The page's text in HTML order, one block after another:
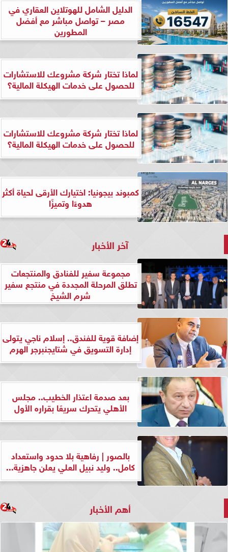
الدليل الشامل للهوتلاين العقاري في
مصر – تواصل مباشر مع أفضل
المطورين
لماذا تختار شركة مشروعك للاستشارات
للحصول على خدمات الهيكلة المالية؟
لماذا تختار شركة مشروعك للاستشارات
للحصول على خدمات الهيكلة المالية؟
كمبوند بيجونيا: اختيارك الأرقى لحياة أكثر
هدوءًا وتميزًا
آخر الأخبار
مجموعة سفير للفنادق والمنتجعات
تطلق المرحلة المجددة في منتجع سفير
شرم الشيخ
إضافة قوية للفندق.. إسلام ناجي يتولى
إدارة التسويق في شتايجنبرجر الهرم
بعد صدمة اعتذار الخطيب.. مجلس
الأهلي يتحرك سريعًا بقراره الأول
بالصور | رفاهية بلا حدود واستعداد
كامل.. وليد نبيل العلي يعلن جاهزية...
أهم الأخبار